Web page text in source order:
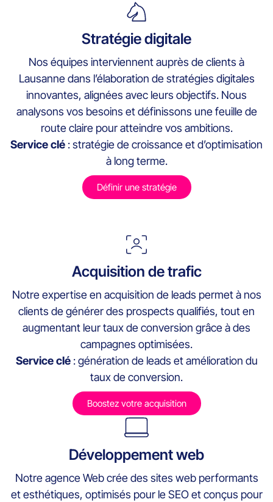
Stratégie digitale
Nos équipes interviennent auprès de clients à
Lausanne dans l’élaboration de stratégies digitales
innovantes, alignées avec leurs objectifs. Nous
analysons vos besoins et définissons une feuille de
route claire pour atteindre vos ambitions.
Service clé : stratégie de croissance et d’optimisation
à long terme.
Définir une stratégie
Acquisition de trafic
Notre expertise en acquisition de leads permet à nos
clients de générer des prospects qualifiés, tout en
augmentant leur taux de conversion grâce à des
campagnes optimisées.
Service clé: génération de leads et amélioration du
taux de conversion.
Boostez votre acquisition
Développement web
Notre agence Web crée des sites web performants
et esthétiques, optimisés pour le SEO et conçus pour